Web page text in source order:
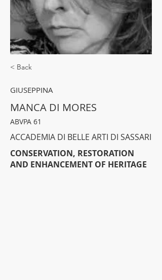
< Back
GIUSEPPINA
MANCA DI MORES
ABVPA 61
ACCADEMIA DI BELLE ARTI DI SASSARI
CONSERVATION, RESTORATION
AND ENHANCEMENT OF HERITAGE